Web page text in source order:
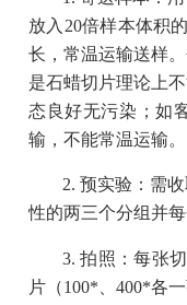
放入20倍样本体积
长，常温运输送样
是石蜡切片理论上
态良好无污染；如
输，不能常温运输。
2. 预实验：需
性的两三个分组并
3. 拍照：每张
片（100*、400*各